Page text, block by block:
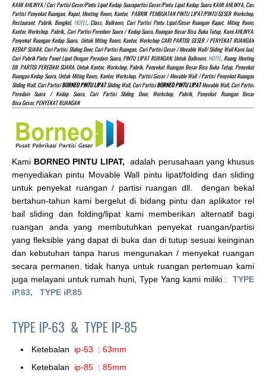
KAMI AHLINYA.! Cari Partisi Geser/pintu Lipat Kedap Suarapartisi Geser/pintu Lipat Kedap Suara KAMI AHLINYA, Cari
Partisi Penyekat Ruangan, Rapat, Meeting Room, Kantor, PABRIK PEMBUATAN PINTU LIPAT/PINTU GESER Workshop,
Restaurant, Pabrik, Bengkel, HOTEL, Class, Ballroom, Cari Partisi Pintu Lipat/Geser Ruangan Rapat, Miting Room,
Kantor, Workshop, Pabrik,, Cari Partisi Peredam Suara / Kedap Suara, Ruangan Besar Bisa Buka Tutup, Kami AHLINYA!
Penyekat Ruangan Kedap Suara, Untuk Miting Room, Kantor, Workshop CARI PARTISI GESER / PENYEKAT RUANGAN
KEDAP SUARA. Cari Partisi Sliding Door, Cari Partisi Ruangan, Cari Partisi Geser / Movable Wall/ Sliding Wall Kami Jual,
Cari Pabrik Pintu Panel Lipat Dengan Peredam Suara, PINTU LIPAT RUANGAN, Untuk Ballroom, HOTEL, Ruang Meeting
Dll. PARTISI PEREDAM SUARA, Untuk Kantor, Workshop, Pabrik, Penyekat Ruangan Besar Bisa Buka Tutup, Penyekat
Ruangan Kedap Suara, Untuk Miting Room, Kantor, Workshop, Partisi Geser / Movable Wall / Partisi Penyekat Ruangan
Sliding Wall, Cari PartisiBORNEO PINTU LIPATSliding Wall, Cari PartisiBORNEO PINTU LIPATMovable Wall, Cari Partisi
Peredam Suara / Kedap Suara, Cari Partisi Sliding Door, Workshop, Pabrik, Penyekat Ruangan Besar
Bisa Geser, PENYEKAT RUANGAN
Kami BORNEO PINTU LIPAT, adalah perusahaan yang khusus
menyediakan pintu Movable Wall pintu lipat/folding dan sliding
untuk penyekat ruangan / partisi ruangan dll. dengan bekal
bertahun-tahun kami bergelut di bidang pintu dan aplikator rel
bail sliding dan folding/lipat kami memberikan alternatif bagi
ruangan anda yang membutuhkan penyekat ruangan/partisi
yang fleksible yang dapat di buka dan di tutup sesuai keinginan
dan kebutuhan tanpa harus mengunakan / menyekat ruangan
secara permanen. tidak hanya untuk ruangan pertemuan kami
juga melayani untuk rumah huni, Type Yang kami miliki : TYPE
iP.63, TYPE iP.85
TYPE IP-63 & TYPE IP-85
Ketebalan ip-63 : 63mm
Ketebalan ip-85 : 85mm